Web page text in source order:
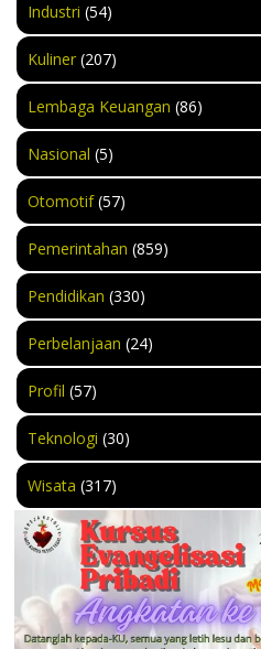
Industri (54)
Kuliner (207)
Lembaga Keuangan (86)
Nasional (5)
Otomotif(57)
Pemerintahan (859)
Pendidikan (330)
Perbelanjaan (24)
Profil (57)
Teknologi (30)
Wisata (317)